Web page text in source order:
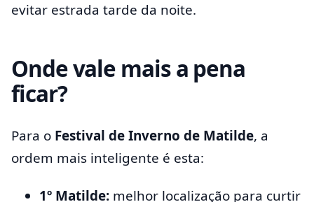
evitar estrada tarde da noite.
Onde vale mais a pena
ficar?
Para o Festival de Inverno de Matilde, a
ordem mais inteligente é esta:
1º Matilde: melhor localização para curtir